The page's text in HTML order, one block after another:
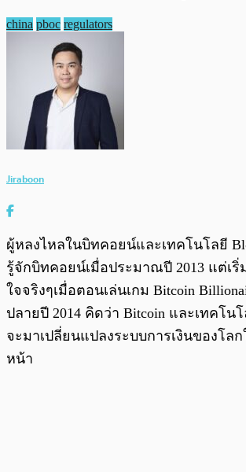
china pboc regulators
Jiraboon
ผู้หลงไหลในบิทคอยน์และเทคโนโลยี
รู้จักบิทคอยน์เมื่อประมาณปี 2013 แต่เ
ใจจริงๆเมื่อตอนเล่นเกม Bitcoin
ปลายปี 2014 คิดว่า Bitcoin และเทคโนโ
จะมาเปลี่ยนแปลงระบบการเงินของโล
หน้า